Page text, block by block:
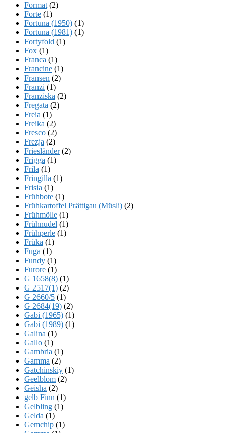
Format (2)
Forte (1)
Fortuna (1950) (1)
Fortuna (1981) (1)
Fortyfold (1)
Fox (1)
Franca (1)
Francine (1)
Fransen (2)
Franzi (1)
Franziska (2)
Fregata (2)
Freia (1)
Freika (2)
Fresco (2)
Frezja (2)
Friesländer(2)
Frigga (1)
Frila (1)
Fringilla (1)
Frisia (1)
Frühbote (1)
Frühkartoffel Prättigau (Müsli) (2)
Frühmölle (1)
Frühnudel (1)
Frühperle (1)
Früka (1)
Fuga (1)
Fundy (1)
Furore (1)
G 1658(8) (1)
G 2517(1) (2)
G 2660/5 (1)
G 2684(19) (2)
Gabi (1965) (1)
Gabi (1989) (1)
Galina (1)
Gallo (1)
Gambria (1)
Gamma (2)
Gatchinskiy (1)
Geelblom (2)
Geisha (2)
gelb Finn (1)
Gelbling (1)
Gelda (1)
Gemchip (1)